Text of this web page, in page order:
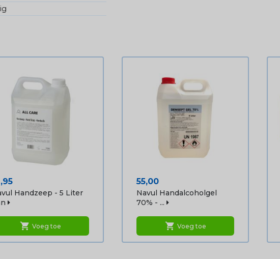
Handzeep - 5 Liter
shopping_cart Voeg toe
Prijs
55,00
Navul Handalcoholgel
70% - ...
shopping_cart Voeg toe